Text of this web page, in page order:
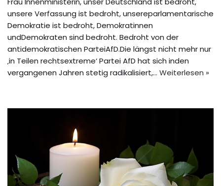
unsere Verfassung ist bedroht, unsereparlamentarische
Demokratie ist bedroht, Demokratinnen
undDemokraten sind bedroht. Bedroht von der
antidemokratischen ParteiAfD.Die längst nicht mehr nur
‚in Teilen rechtsextreme‘ Partei AfD hat sich inden
vergangenen Jahren stetig radikalisiert,… Weiterlesen »